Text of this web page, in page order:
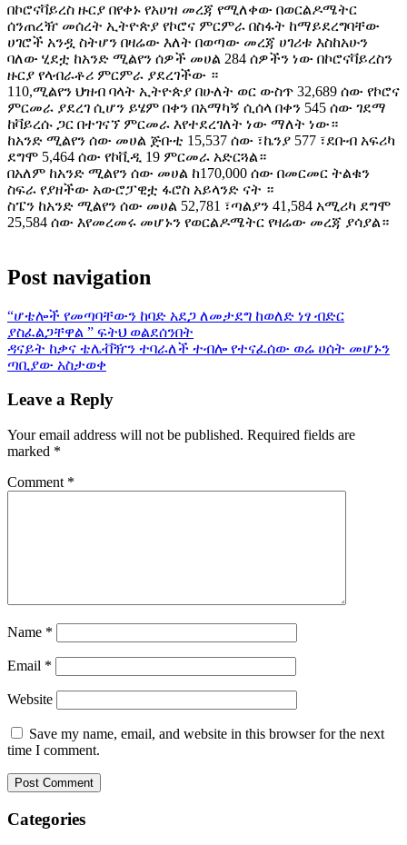
በኮሮናቫይረስ ዙርያ በየቀኑ የአሀዝ መረጃ የሚለቀው በወርልዶሜትር
ሰንጠረዥ መሰረት ኢትዮጵያ የኮሮና ምርምራ በስፋት ከማይደረግባቸው
ሀገሮች አንዷ ስትሆን በዛሬው እለት በወጣው መረጃ ሀገሪቱ እስከአሁን
ባለው ሂደቷ ከአንድ ሚልየን ሰዎች መሀል 284 ሰዎችን ነው በኮሮናቫይረስን
ዙርያ የላብራቶሪ ምርምራ ያደረገችው ።
110,ሚልየን ህዝብ ባላት ኢትዮጵያ በሁለት ወር ውስጥ 32,689 ሰው የኮሮና
ምርመራ ያደረገ ሲሆን ይሄም በቀን በአማካኝ ሲሰላ በቀን 545 ሰው ገደማ
ከቫይረሱ ጋር በተገናኘ ምርመራ እየተደረገለት ነው ማለት ነው።
ከአንድ ሚልየን ሰው መሀል ጅቡቲ 15,537 ሰው ፣ኬንያ 577 ፣ደቡብ አፍሪካ
ደግሞ 5,464 ሰው የኮቪዲ 19 ምርመራ አድርጓል።
በአለም ከአንድ ሚልየን ሰው መሀል ከ170,000 ሰው በመርመር ትልቁን
ስፍራ የያዘችው አውሮፓዊቷ ፋሮስ አይላንድ ናት ።
ስፔን ከአንድ ሚልየን ሰው መሀል 52,781 ፣ጣልያን 41,584 አሚሪካ ደግሞ
25,584 ሰው እየመረመሩ መሆኑን የወርልዶሜትር የዛሬው መረጃ ያሳያል።
Post navigation
“ሆቴሎች የመጣባቸውን ከባድ አደጋ ለመታደግ ከወለድ ነፃ ብድር
ያስፈልጋቸዋል ” ፍትህ ወልደሰንበት
ዳናይት ከቃና ቴሌቭዥን ተባራለች ተብሎ የተናፈሰው ወሬ ሀሰት መሆኑን
ጣቢያው አስታወቀ
Leave a Reply
Your email address will not be published. Required fields are
marked *
Comment *
Name *
Email *
Website
Save my name, email, and website in this browser for the next
time I comment.
Categories